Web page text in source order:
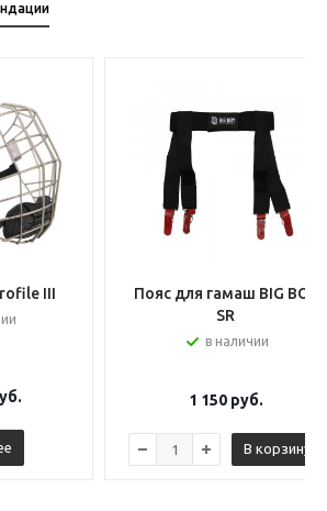
III
Пояс для гамаш BIG BOY
SR
в наличии
1 150руб.
В корзину